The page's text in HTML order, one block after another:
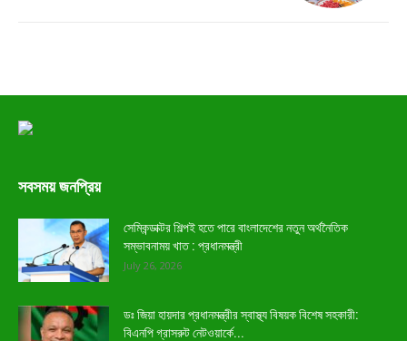
সবসময় জনপ্রিয়
সেমিকন্ডাক্টর শিল্পই হতে পারে বাংলাদেশের নতুন অর্থনৈতিক
সম্ভাবনাময় খাত : প্রধানমন্ত্রী
July 26, 2026
ডঃ জিয়া হায়দার প্রধানমন্ত্রীর স্বাস্থ্য বিষয়ক বিশেষ সহকারী:
বিএনপি গ্রাসরুট নেটওয়ার্কে...